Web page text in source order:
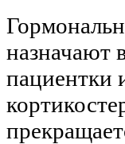
назначают
пациентки